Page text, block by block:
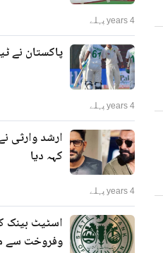
4 years پہلے
پاکستان نے
4 years پہلے
ارشد وارثی
کہہ دیا
4 years پہلے
اسٹیٹ بینک
وفروخت سے